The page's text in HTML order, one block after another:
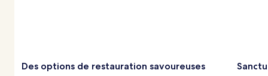
Des options de restauration savoureuses